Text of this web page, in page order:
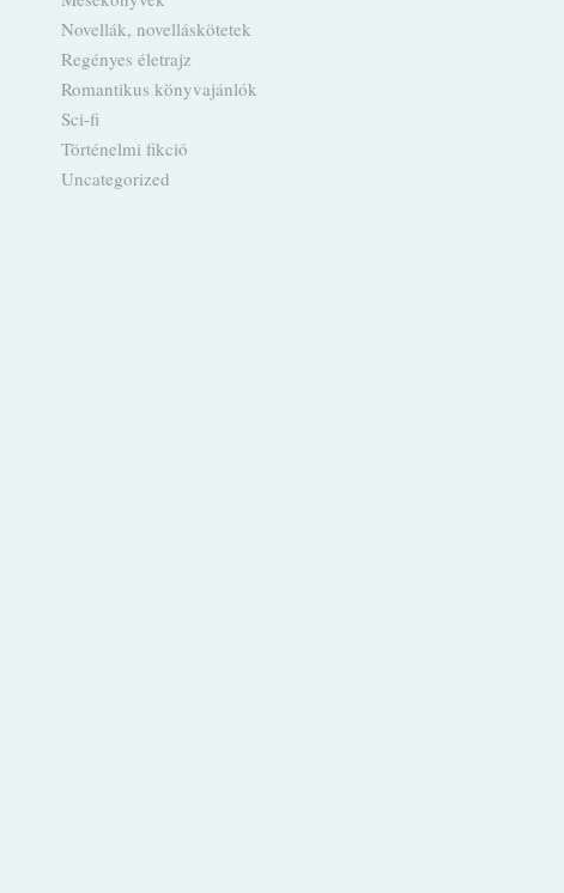
Novellák, novelláskötetek
Regényes életrajz
Romantikus könyvajánlók
Sci-fi
Történelmi fikció
Uncategorized